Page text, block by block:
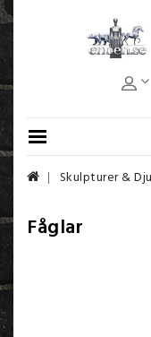
Skulpturer &
Fåglar